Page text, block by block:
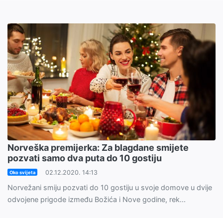
Norveška premijerka: Za blagdane smijete
pozvati samo dva puta do 10 gostiju
Oko svijeta 02.12.2020. 14:13
Norvežani smiju pozvati do 10 gostiju u svoje domove u dvije
odvojene prigode između Božića i Nove godine, rek...